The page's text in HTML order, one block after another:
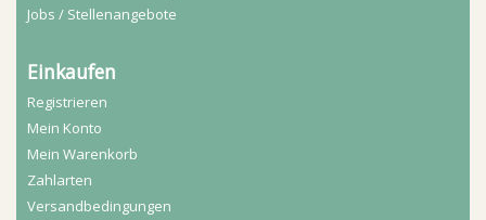
Jobs / Stellenangebote
Einkaufen
Registrieren
Mein Konto
Mein Warenkorb
Zahlarten
Versandbedingungen